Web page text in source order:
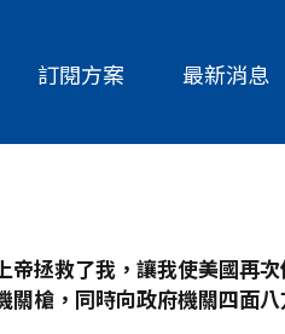
訂閱方案 最新消息
拯救了我，讓我使美國再
槍，同時向政府機關四面